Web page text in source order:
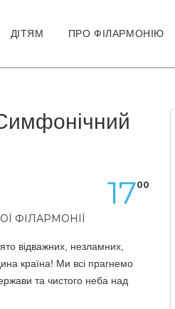
ДІТЯМ ПРО ФІЛАРМОНІЮ
00
17
ФІЛАРМОНІЇ
відважних, незламних,
країна! Ми всі прагнемо
та чистого неба над